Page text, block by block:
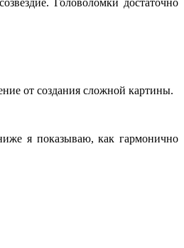
Головоломки достаточно
от создания сложной картины.
я показываю, как гармонично